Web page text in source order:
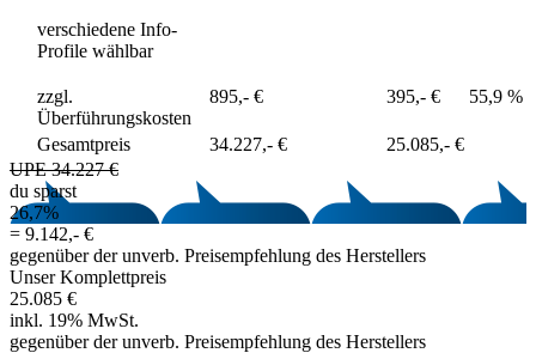
verschiedene Info-
Profile wählbar
zzgl.
Überführungskosten
895,- € 395,- € 55,9 %
Gesamtpreis 34.227,- €
25.085,- €
UPE 34.227 €
du sparst
26,7%
= 9.142,- €
gegenüber der unverb. Preisempfehlung des Herstellers
Unser Komplettpreis
25.085 €
inkl. 19% MwSt.
gegenüber der unverb. Preisempfehlung des Herstellers